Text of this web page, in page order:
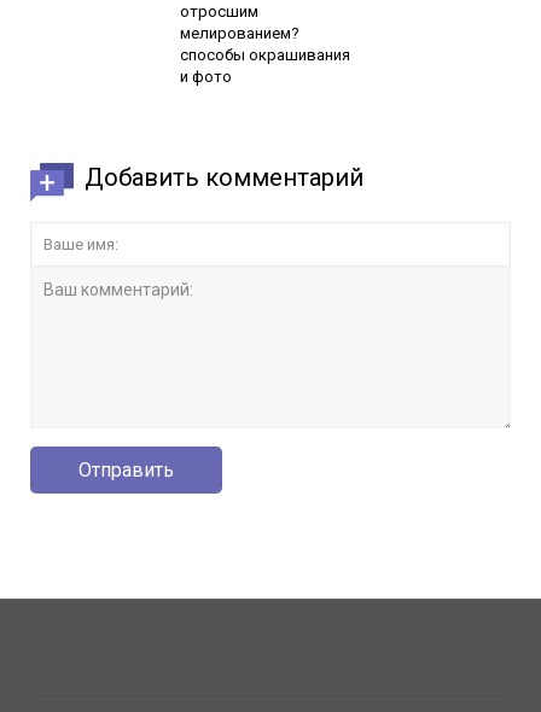
отросшим
мелированием?
способы окрашивания
и фото
Добавить комментарий